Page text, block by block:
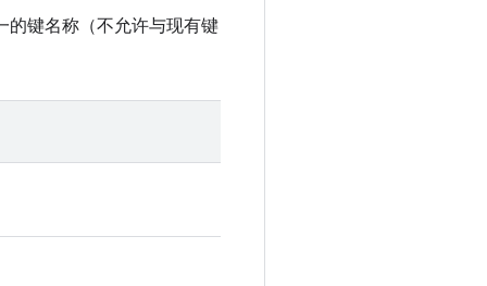
的键名称（不允许与现有键